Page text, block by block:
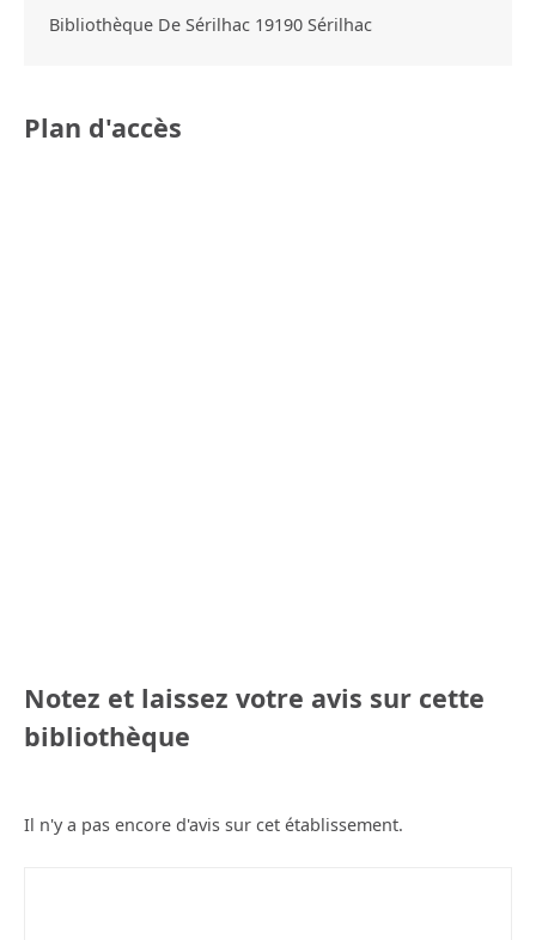
Bibliothèque De Sérilhac 19190 Sérilhac
Plan d'accès
Notez et laissez votre avis sur cette
bibliothèque
Il n'y a pas encore d'avis sur cet établissement.